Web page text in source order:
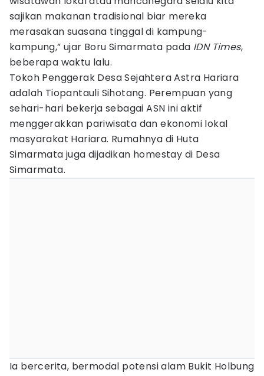
sajikan makanan tradisional biar mereka
merasakan suasana tinggal di kampung-
kampung,” ujar Boru Simarmata pada IDN Times,
beberapa waktu lalu.
Tokoh Penggerak Desa Sejahtera Astra Hariara
adalah Tiopantauli Sihotang. Perempuan yang
sehari-hari bekerja sebagai ASN ini aktif
menggerakkan pariwisata dan ekonomi lokal
masyarakat Hariara. Rumahnya di Huta
Simarmata juga dijadikan homestay di Desa
Simarmata.
Ia bercerita, bermodal potensi alam Bukit Holbung